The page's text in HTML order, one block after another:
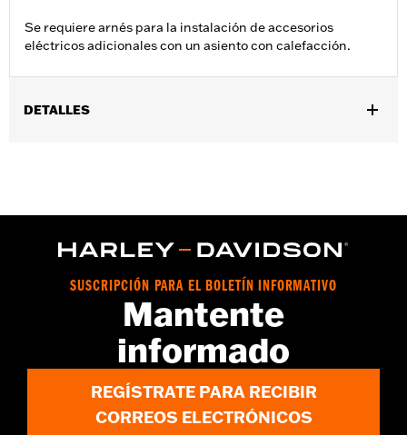
Se requiere arnés para la instalación de accesorios
eléctricos adicionales con un asiento con calefacción.
DETALLES
d.com/warrantypara más información
SUSCRIPCIÓN PARA EL BOLETÍN INFORMATIVO
Mantente
informado
REGÍSTRATE PARA RECIBIR
CORREOS ELECTRÓNICOS